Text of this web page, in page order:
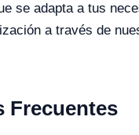
se adapta a tus
a través de
Frecuentes